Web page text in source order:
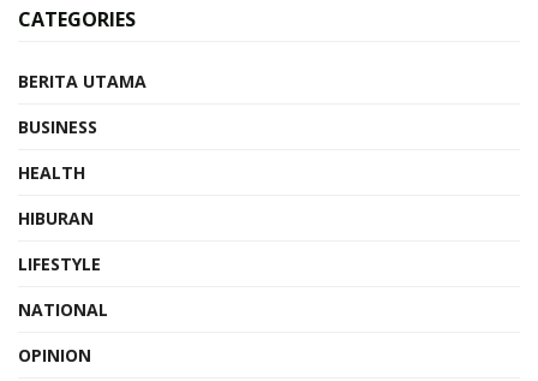
CATEGORIES
BERITA UTAMA
BUSINESS
HEALTH
HIBURAN
LIFESTYLE
NATIONAL
OPINION